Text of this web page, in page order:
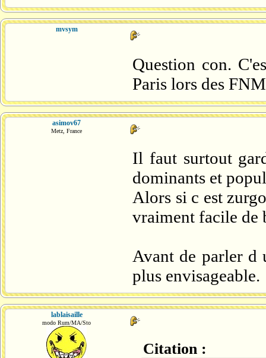
mvsym
Question con.
Paris lors des
asimov67
Metz, France
Il faut surtout
dominants et
Alors si c est
vraiment facile de
Avant de parler d
plus envisageable.
lablaisaille
modo Rum/MA/Sto
Citation :